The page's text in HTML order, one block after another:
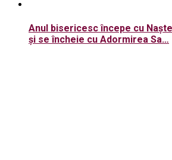
Anul bisericesc începe cu
și se încheie cu Adormirea Sa…